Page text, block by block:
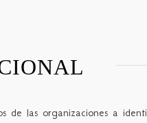
de las organizaciones a